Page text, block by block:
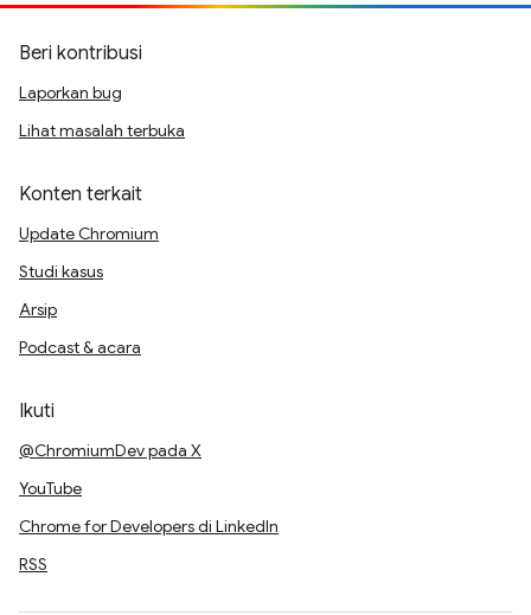
Beri kontribusi
Laporkan bug
Lihat masalah terbuka
Konten terkait
Update Chromium
Studi kasus
Arsip
Podcast & acara
Ikuti
@ChromiumDev pada X
YouTube
Chrome for Developers di LinkedIn
RSS